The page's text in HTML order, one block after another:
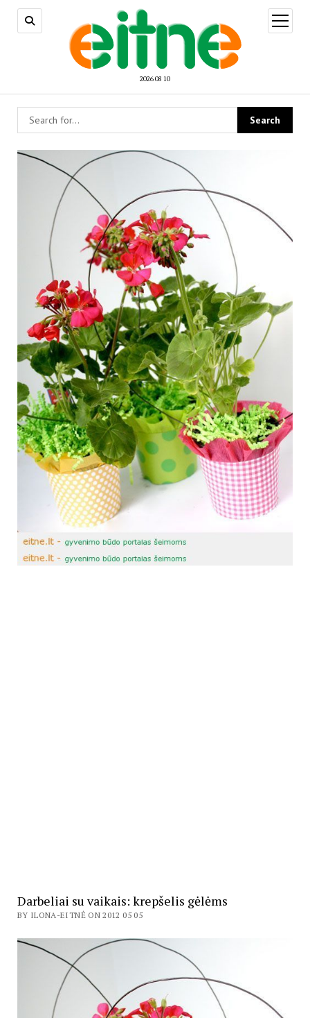
2026 08 10
open
menu
Darbeliai su vaikais: krepšelis gėlėms
BY ILONA-EITNĖ ON 2012 05 05